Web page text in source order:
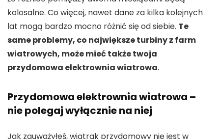
kolosalne. Co więcej, nawet dane za kilka kolejnych
lat mogą bardzo mocno różnić się od siebie. Te
same problemy, co największe turbiny z farm
wiatrowych, może mieć także twoja
przydomowa elektrownia wiatrowa.
Przydomowa elektrownia wiatrowa –
nie polegaj wyłącznie na niej
Jak zauważyłeś, wiatrak przydomowy nie jest w